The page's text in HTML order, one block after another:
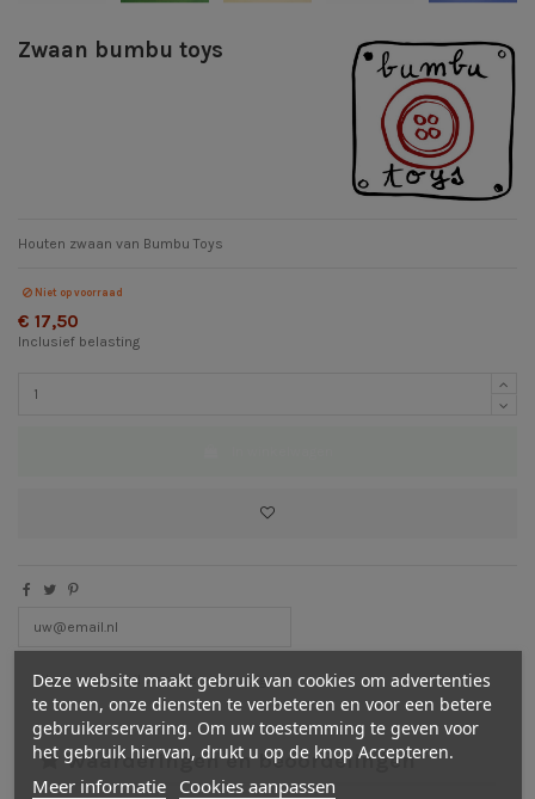
Zwaan bumbu toys
Houten zwaan van Bumbu Toys
Niet op voorraad
€ 17,50
Inclusief belasting
Waarderingen en beoordelingen
Deze website maakt gebruik van cookies om advertenties
te tonen, onze diensten te verbeteren en voor een betere
gebruikerservaring. Om uw toestemming te geven voor
het gebruik hiervan, drukt u op de knop Accepteren.
Meer informatie Cookies aanpassen